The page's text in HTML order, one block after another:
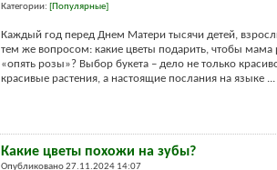
Категории: [Популярные]
Каждый год перед Днем Матери тысячи детей,
тем же вопросом: какие цветы подарить, чтобы мама
«опять розы»? Выбор букета – дело не только
красивые растения, а настоящие послания на языке ...
Какие цветы похожи на зубы?
Опубликовано 27.11.2024 14:07